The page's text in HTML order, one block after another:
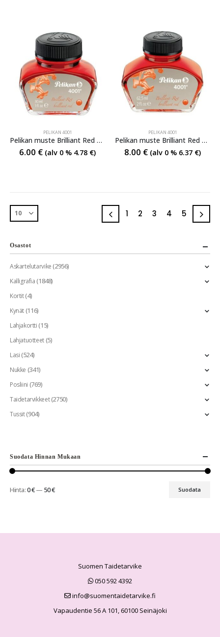
PELIKAN 4001
Pelikan muste Brilliant Red 30ml
6.00 € (alv 0 % 4.78 €)
PELIKAN 4001
Pelikan muste Brilliant Red 62,5 ml
8.00 € (alv 0 % 6.37 €)
1 2 3 4 5
Osastot
Askartelutarvike(2956)
Kalligrafia(1848)
Kortit(4)
Kynät(116)
Lahjakortti(15)
Lahjatuotteet(5)
Lasi(524)
Nukke (341)
Posliini (769)
Taidetarvikkeet(2750)
Tussit(904)
Suodata Hinnan Mukaan
Suodata
Hinta:0 €— 50 €
Suomen Taidetarvike
050 592 4392
info@suomentaidetarvike.fi
Vapaudentie 56 A 101, 60100 Seinäjoki